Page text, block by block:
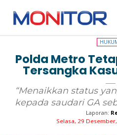
HUKUM
Polda Metro
Tersangka
“Menaikkan status
kepada saudari GA
Laporan:
Selasa, 29